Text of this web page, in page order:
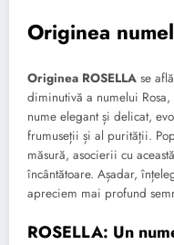
Originea
Originea ROSELLA se
diminutivă a numelui Rosa,
nume elegant și delicat,
frumuseții și al purității.
măsură, asocierii cu
încântătoare. Așadar,
apreciem mai profund
ROSELLA: Un